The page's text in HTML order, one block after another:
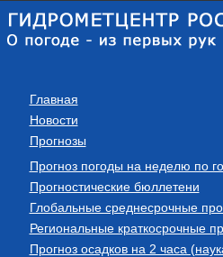
Главная
Новости
Прогнозы
Прогноз погоды на неделю по
Прогностические бюллетени
Глобальные среднесрочные
Региональные краткосрочные
Прогноз осадков на 2 часа